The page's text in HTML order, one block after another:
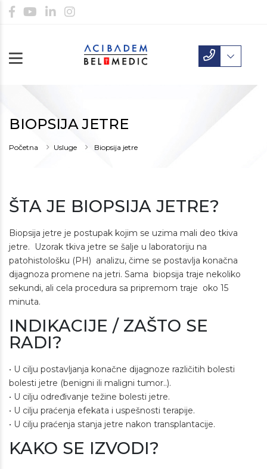
BIOPSIJA JETRE
Početna Usluge Biopsija jetre
ŠTA JE BIOPSIJA JETRE?
Biopsija jetre je postupak kojim se uzima mali deo tkiva
jetre. Uzorak tkiva jetre se šalje u laboratoriju na
patohistološku (PH) analizu, čime se postavlja konačna
dijagnoza promene na jetri. Sama biopsija traje nekoliko
sekundi, ali cela procedura sa pripremom traje oko 15
minuta.
INDIKACIJE / ZAŠTO SE
RADI?
• U cilju postavljanja konačne dijagnoze različitih bolesti
bolesti jetre (benigni ili maligni tumor..).
• U cilju određivanje težine bolesti jetre.
• U cilju praćenja efekata i uspešnosti terapije.
• U cilju praćenja stanja jetre nakon transplantacije.
KAKO SE IZVODI?